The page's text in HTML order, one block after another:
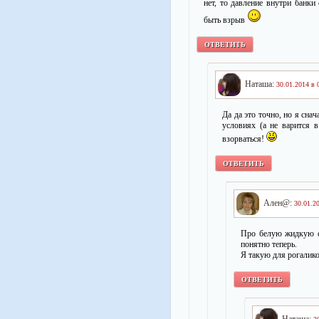
нет, то давление внутри
быть взрыв
ОТВЕТИТЬ
Наташа: 30.01.2014 в
Да да это точно, но я
условиях (а не варится
взорваться!
ОТВЕТИТЬ
Ален@:
Про белую жидкую
понятно теперь.
Я такую для
ОТВЕТИТЬ